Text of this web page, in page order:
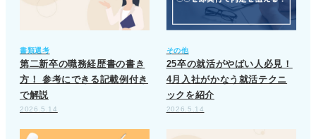
書類選考
第二新卒の職務経歴書の書き
方！ 参考にできる記載例付き
で解説
2026.5.14
その他
25卒の就活がやばい人必見！
4月入社がかなう就活テクニ
ックを紹介
2026.5.14